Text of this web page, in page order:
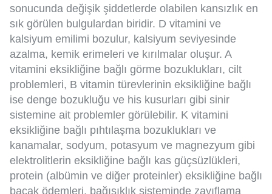
sonucunda değişik şiddetlerde olabilen kansızlık en
sık görülen bulgulardan biridir. D vitamini ve
kalsiyum emilimi bozulur, kalsiyum seviyesinde
azalma, kemik erimeleri ve kırılmalar oluşur. A
vitamini eksikliğine bağlı görme bozuklukları, cilt
problemleri, B vitamin türevlerinin eksikliğine bağlı
ise denge bozukluğu ve his kusurları gibi sinir
sistemine ait problemler görülebilir. K vitamini
eksikliğine bağlı pıhtılaşma bozuklukları ve
kanamalar, sodyum, potasyum ve magnezyum gibi
elektrolitlerin eksikliğine bağlı kas güçsüzlükleri,
protein (albümin ve diğer proteinler) eksikliğine bağlı
bacak ödemleri, bağışıklık sisteminde zayıflama